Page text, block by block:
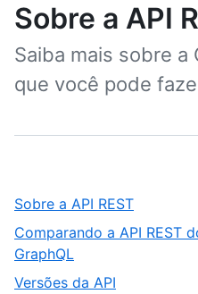
Sobre a API
Saiba mais sobre a
que você pode
Sobre a API REST,
1
Comparando a API REST
GraphQL
2
Versões da API